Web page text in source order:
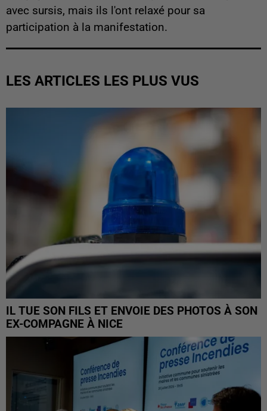
avec sursis, mais ils l'ont relaxé pour sa
participation à la manifestation.
LES ARTICLES LES PLUS VUS
IL TUE SON FILS ET ENVOIE DES PHOTOS À SON
EX-COMPAGNE À NICE